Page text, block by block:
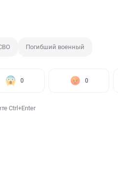
Погибший военный
0 0
Ctrl+Enter